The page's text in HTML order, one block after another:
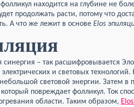
находится на глубине не
продолжать расти, потому что
А что же лежит в основе Elos
синергия – так расшифровывается
и световых технологий.
световой энергии. Затем в
который повреждает фолликул. Ток
области. Таким образом,